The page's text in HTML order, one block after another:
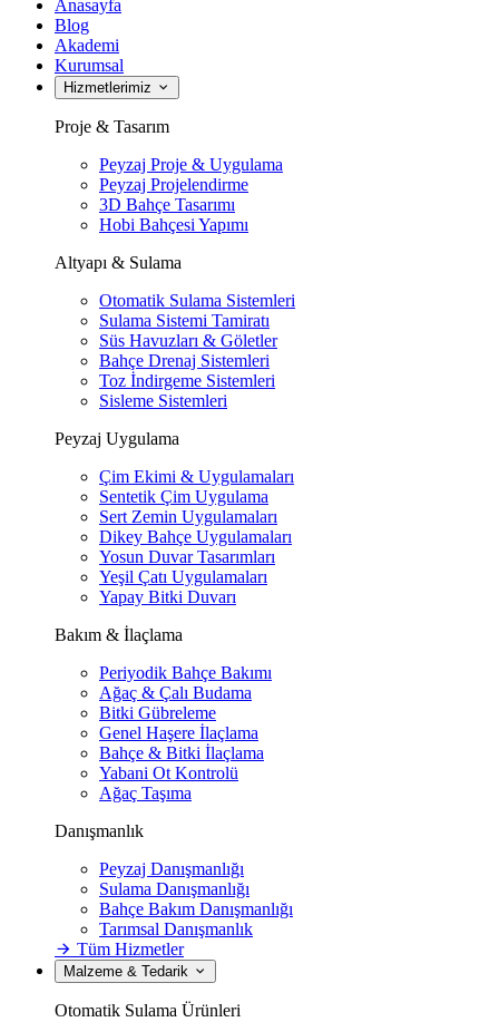
Anasayfa
Blog
Akademi
Kurumsal
Hizmetlerimiz
Proje & Tasarım
Peyzaj Proje & Uygulama
Peyzaj Projelendirme
3D Bahçe Tasarımı
Hobi Bahçesi Yapımı
Altyapı & Sulama
Otomatik Sulama Sistemleri
Sulama Sistemi Tamiratı
Süs Havuzları & Göletler
Bahçe Drenaj Sistemleri
Toz İndirgeme Sistemleri
Sisleme Sistemleri
Peyzaj Uygulama
Çim Ekimi & Uygulamaları
Sentetik Çim Uygulama
Sert Zemin Uygulamaları
Dikey Bahçe Uygulamaları
Yosun Duvar Tasarımları
Yeşil Çatı Uygulamaları
Yapay Bitki Duvarı
Bakım & İlaçlama
Periyodik Bahçe Bakımı
Ağaç & Çalı Budama
Bitki Gübreleme
Genel Haşere İlaçlama
Bahçe & Bitki İlaçlama
Yabani Ot Kontrolü
Ağaç Taşıma
Danışmanlık
Peyzaj Danışmanlığı
Sulama Danışmanlığı
Bahçe Bakım Danışmanlığı
Tarımsal Danışmanlık
Tüm Hizmetler
Malzeme & Tedarik
Otomatik Sulama Ürünleri